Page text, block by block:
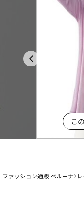
こ
ファッション通販 ベルーナ